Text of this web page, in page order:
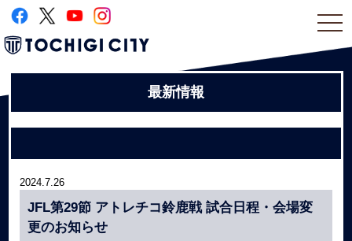
最新情報
2024.7.26
JFL第29節 アトレチコ鈴鹿戦 試合日程・会場変
更のお知らせ